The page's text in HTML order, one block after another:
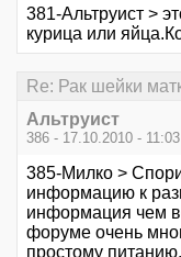
381-Альтруист >
курица или
Re: Рак шейки
Альтруист
386 - 17.10.2010 - 11:03
385-Милко >
информацию к
информация чем
форуме очень
простому